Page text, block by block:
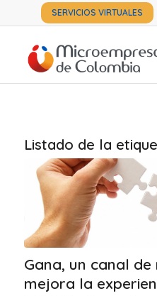
SERVICIOS VIRTUALES
Listado de la
Gana, un canal
mejora la